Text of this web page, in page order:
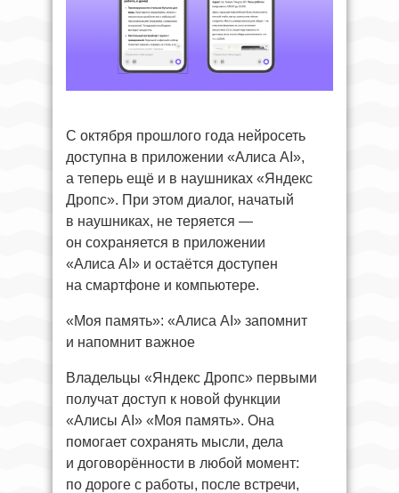
С октября прошлого года нейросеть
доступна в приложении «Алиса AI»,
а теперь ещё и в наушниках «Яндекс
Дропс». При этом диалог, начатый
в наушниках, не теряется —
он сохраняется в приложении
«Алиса AI» и остаётся доступен
на смартфоне и компьютере.
«Моя память»: «Алиса AI» запомнит
и напомнит важное
Владельцы «Яндекс Дропс» первыми
получат доступ к новой функции
«Алисы AI» «Моя память». Она
помогает сохранять мысли, дела
и договорённости в любой момент:
по дороге с работы, после встречи,